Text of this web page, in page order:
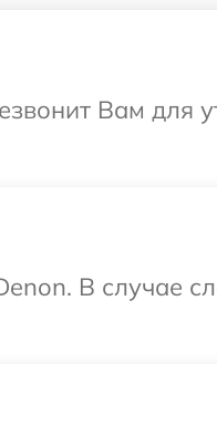
Вам для
В случае